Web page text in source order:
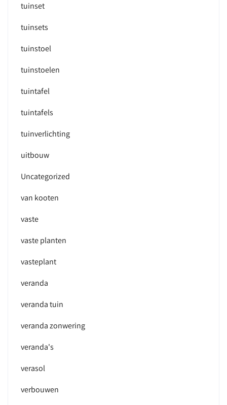
tuinset
tuinsets
tuinstoel
tuinstoelen
tuintafel
tuintafels
tuinverlichting
uitbouw
Uncategorized
van kooten
vaste
vaste planten
vasteplant
veranda
veranda tuin
veranda zonwering
veranda's
verasol
verbouwen